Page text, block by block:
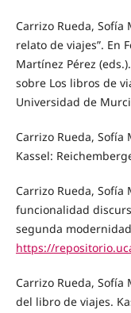
Carrizo Rueda, Sofía
relato de viajes”. En
Martínez Pérez
sobre Los libros de
Universidad de
Carrizo Rueda, Sofía
Kassel:
Carrizo Rueda, Sofía
funcionalidad
segunda
https://
Carrizo Rueda, Sofía
del libro de viajes.